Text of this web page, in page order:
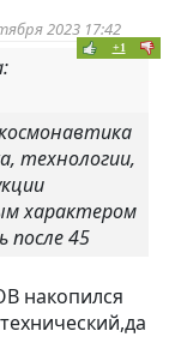
2023 17:42
+1
технологии,
характером
после 45
накопился